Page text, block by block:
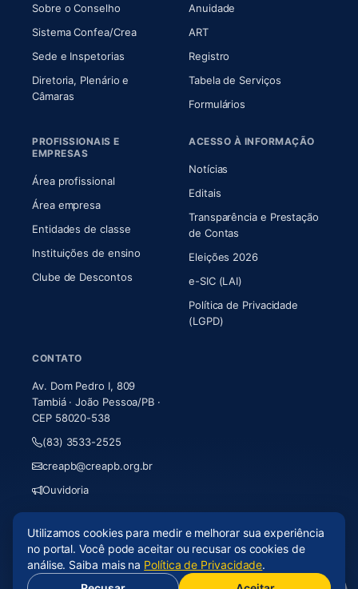
Sobre o Conselho(abre em nova aba)
Sistema Confea/Crea(abre em nova aba)
Sede e Inspetorias
Diretoria, Plenário e
Câmaras(abre em nova aba)
Anuidade
ART(abre em nova aba)
Registro
Tabela de Serviços
Formulários
PROFISSIONAIS E
EMPRESAS
Área profissional
Área empresa
Entidades de classe
Instituições de ensino
Clube de Descontos
ACESSO À INFORMAÇÃO
Notícias
Editais
Transparência e Prestação
de Contas
Eleições 2026
e-SIC (LAI)
Política de Privacidade
(LGPD)
CONTATO
Av. Dom Pedro I, 809
Tambiá · João Pessoa/PB ·
CEP 58020-538
(83) 3533-2525
creapb@creapb.org.br
Ouvidoria
© 2026 CREA-PB · Todos os direitos reservados
Acessibilidade
Mapa do site· LGPD
Utilizamos cookies para medir e melhorar sua experiência
no portal. Você pode aceitar ou recusar os cookies de
análise. Saiba mais na Política de Privacidade.